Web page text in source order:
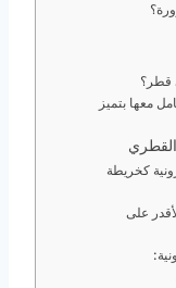
قطر؟
معها بتميز
كخريطة
على